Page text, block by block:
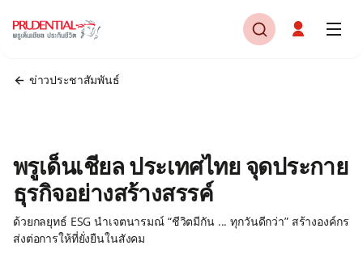
ข่าวประชาสัมพันธ์
พรูเด็นเชียล ประเทศไทย จุดประกาย
ธุรกิจอย่างสร้างสรรค์
ด้วยกลยุทธ์ ESG นำเจตนารมณ์ “ชีวิตมีกัน ... ทุกวันดีกว่า” สร้างองค์กร
ส่งต่อการให้ที่ยั่งยืนในสังคม